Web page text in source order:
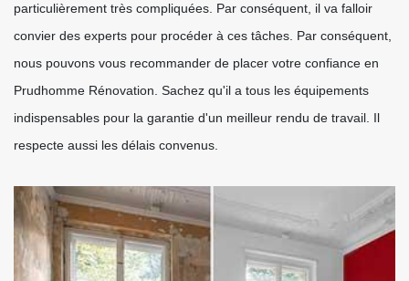
particulièrement très compliquées. Par conséquent, il va falloir
convier des experts pour procéder à ces tâches. Par conséquent,
nous pouvons vous recommander de placer votre confiance en
Prudhomme Rénovation. Sachez qu'il a tous les équipements
indispensables pour la garantie d'un meilleur rendu de travail. Il
respecte aussi les délais convenus.